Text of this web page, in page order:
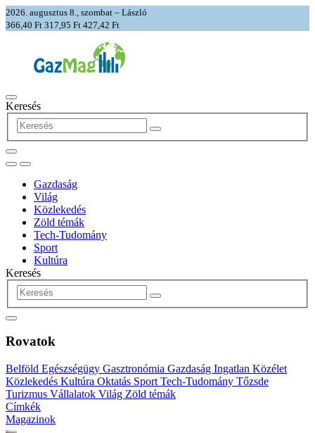
2026. augusztus 8., szombat – László
366,40 Ft 317,95 Ft 427,42 Ft
Keresés
Gazdaság
Világ
Közlekedés
Zöld témák
Tech-Tudomány
Sport
Kultúra
Keresés
Rovatok
Belföld Egészségügy Gasztronómia Gazdaság Ingatlan Közélet
Közlekedés Kultúra Oktatás Sport Tech-Tudomány Tőzsde
Turizmus Vállalatok Világ Zöld témák
Címkék
Magazinok